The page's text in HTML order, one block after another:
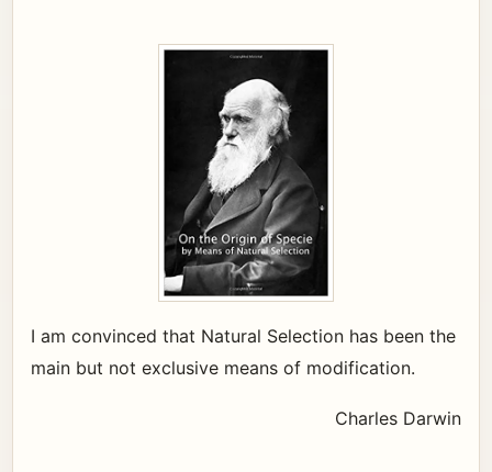
I am convinced that Natural Selection has been the
main but not exclusive means of modification.
Charles Darwin